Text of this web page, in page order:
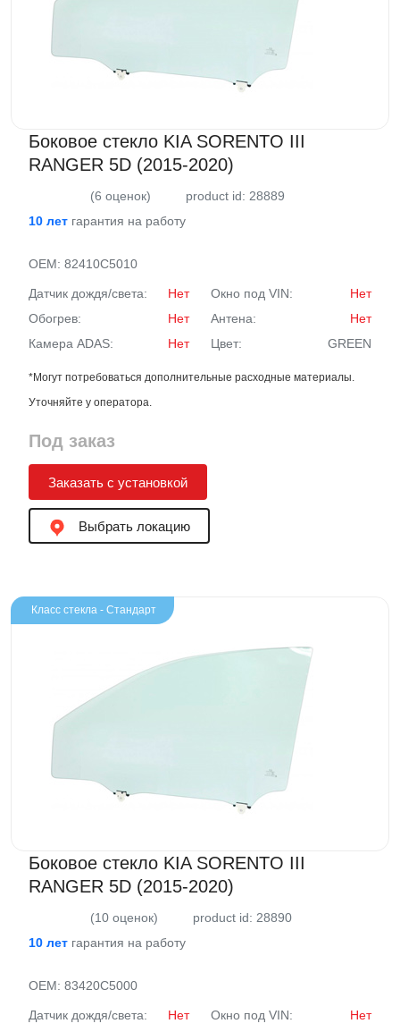
Боковое стекло KIA SORENTO III
RANGER 5D (2015-2020)
(6 оценок)
product id: 28889
10 лет гарантия на работу
OEM: 82410C5010
Датчик дождя/света: Нет Окно под VIN:
Нет
Обогрев:
Нет Антена:
Нет
Камера ADAS:
Нет Цвет: GREEN
*Могут потребоваться дополнительные расходные материалы.
Уточняйте у оператора.
Под заказ
Заказать с установкой
Выбрать локацию
Класс стекла - Стандарт
Боковое стекло KIA SORENTO III
RANGER 5D (2015-2020)
(10 оценок)
product id: 28890
10 лет гарантия на работу
OEM: 83420C5000
Датчик дождя/света: Нет Окно под VIN:
Нет